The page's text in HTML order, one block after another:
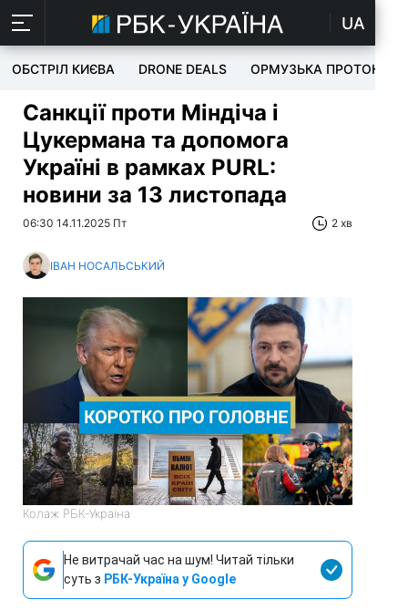
UA
ОБСТРІЛ КИЄВА DRONE DEALS ОРМУЗЬКА ПРОТОКА
Санкції проти Міндіча і
Цукермана та допомога
Україні в рамках PURL:
новини за 13 листопада
06:30 14.11.2025 Пт 2 хв
ІВАН НОСАЛЬСЬКИЙ
Колаж РБК-Україна
Не витрачай час на шум! Читай тільки
суть з РБК-Україна у Google